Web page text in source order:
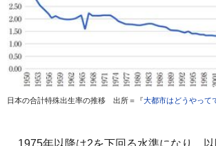
日本の合計特殊出生率の推移 出所＝『大都市はどうやって
1975年以降は2を下回る水準になり、